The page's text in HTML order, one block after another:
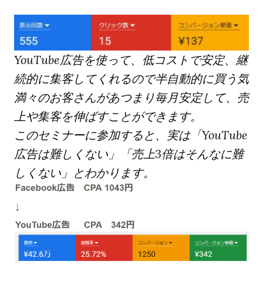
YouTube広告を使って、低コストで安定、継
続的に集客してくれるので半自動的に買う気
満々のお客さんがあつまり毎月安定して、売
上や集客を伸ばすことができます。
このセミナーに参加すると、実は「YouTube
広告は難しくない」「売上3倍はそんなに難
しくない」とわかります。